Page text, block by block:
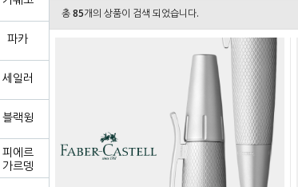
파카
세일러
블랙윙
피에르
가르뎅
총85개의 상품이 검색 되었습니다.